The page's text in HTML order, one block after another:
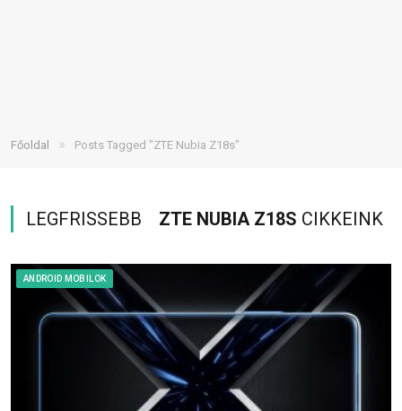
Főoldal » Posts Tagged "ZTE Nubia Z18s"
LEGFRISSEBB ZTE NUBIA Z18S CIKKEINK
ANDROID MOBILOK